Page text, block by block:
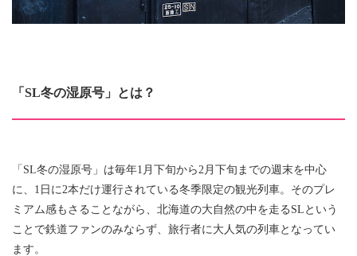
「SL冬の湿原号」とは？
「SL冬の湿原号」は毎年1月下旬から2月下旬までの週末を中心
に、1日に2本だけ運行されている冬季限定の観光列車。そのプレ
ミアム感もさることながら、北海道の大自然の中を走るSLという
ことで鉄道ファンのみならず、旅行者に大人気の列車となってい
ます。